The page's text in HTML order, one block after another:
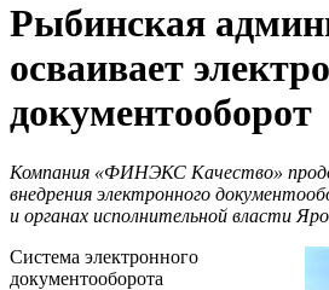
Рыбинская
осваивает
документооборот
Компания «ФИНЭКС Качество»
внедрения электронного
и органах исполнительной власти
Система электронного
документооборота